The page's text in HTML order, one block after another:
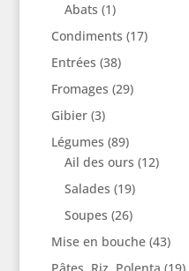
Abats (1)
Condiments (17)
Entrées (38)
Fromages (29)
Gibier(3)
Légumes (89)
Ail des ours (12)
Salades (19)
Soupes (26)
Mise en bouche(43)